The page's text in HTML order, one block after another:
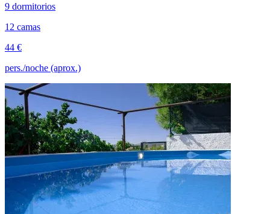
9 dormitorios
12 camas
44 €
pers./noche (aprox.)